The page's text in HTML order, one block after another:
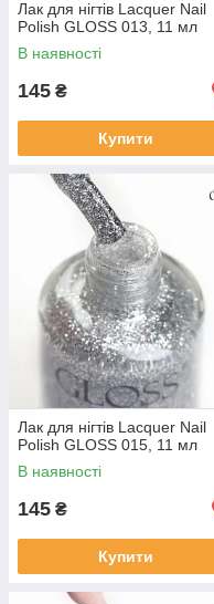
Лак для нігтів Lacquer Nail
Polish GLOSS 013, 11 мл
В наявності
145 ₴
Купити
Лак для нігтів Lacquer Nail
Polish GLOSS 015, 11 мл
В наявності
145 ₴
Купити